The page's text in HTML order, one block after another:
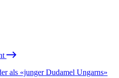
als «junger Dudamel Ungarns»